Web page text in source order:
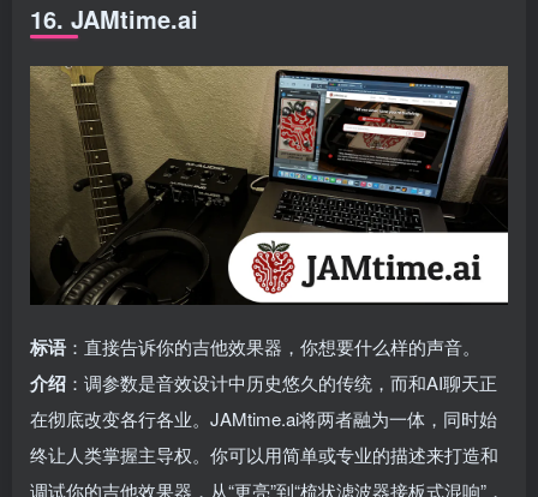
16. JAMtime.ai
标语 ：直接告诉你的吉他效果器，你想要什么样的声音。
介绍 ：调参数是音效设计中历史悠久的传统，而和AI聊天正
在彻底改变各行各业。JAMtime.ai将两者融为一体，同时始
终让人类掌握主导权。你可以用简单或专业的描述来打造和
调试你的吉他效果器，从“更亮”到“梳状滤波器接板式混响”，